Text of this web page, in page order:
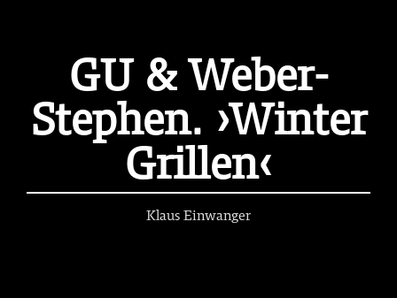
GU & Weber-
Stephen. ›Winter
Grillen‹
Klaus Einwanger